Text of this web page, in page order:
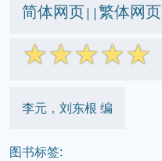
简体网页||繁体网页
☆☆☆☆☆
李元，刘东根 编
图书标签: